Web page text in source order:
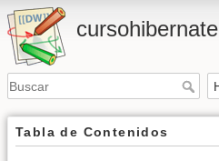
cursohibernate
Tabla de Contenidos